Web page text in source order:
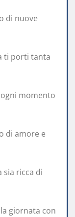
di nuove
ti porti tanta
momento
di amore e
sia ricca di
giornata con